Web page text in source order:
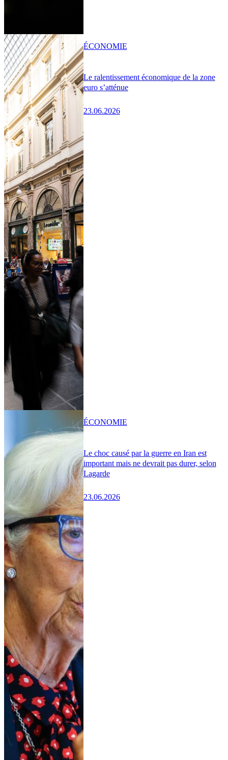
Le ralentissement économique de la zone
euro s’atténue
23.06.2026
ÉCONOMIE
Le choc causé par la guerre en Iran est
important mais ne devrait pas durer, selon
Lagarde
23.06.2026
ÉCONOMIE